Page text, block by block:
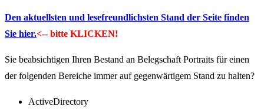
Den aktuellsten und lesefreundlichsten Stand der Seite finden
Sie hier.<-- bitte KLICKEN!
Sie beabsichtigen Ihren Bestand an Belegschaft Portraits für einen
der folgenden Bereiche immer auf gegenwärtigem Stand zu halten?
ActiveDirectory